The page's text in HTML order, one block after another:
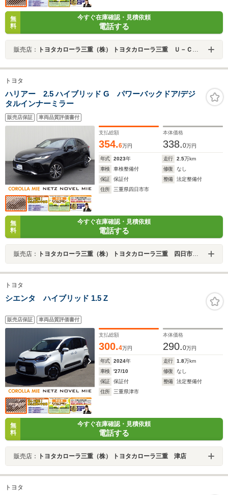
無
料
今すぐ在庫確認・見積依頼
電話する
販売店： トヨタカローラ三重（株） トヨタカローラ三重 Ｕ－Ｃａｒ鈴鹿店
トヨタ
ハリアー 2.5 ハイブリッド G パワーバックドア/デジ
タルインナーミラー
販売店保証 車両品質評価書付
支払総額
354.6万円
本体価格
338.0万円
年式 2023年 走行 2.5万km
車検
車検整備付 修復
なし
保証
保証付 整備
法定整備付
住所
三重県四日市市
無
料
今すぐ在庫確認・見積依頼
電話する
販売店： トヨタカローラ三重（株） トヨタカローラ三重 四日市桜店
トヨタ
シエンタ ハイブリッド 1.5 Z
販売店保証 車両品質評価書付
支払総額
300.4万円
本体価格
290.0万円
年式 2024年 走行 1.8万km
車検
'27/10 修復
なし
保証
保証付 整備
法定整備付
住所
三重県津市
無
料
今すぐ在庫確認・見積依頼
電話する
販売店： トヨタカローラ三重（株） トヨタカローラ三重 津店
トヨタ